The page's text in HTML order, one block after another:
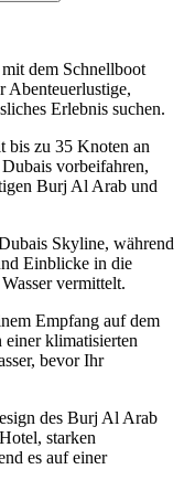
dem Schnellboot
Abenteuerlustige,
Erlebnis suchen.
bis zu 35 Knoten an
vorbeifahren,
Burj Al Arab und
Skyline, während
Einblicke in die
vermittelt.
Empfang auf dem
einer klimatisierten
bevor Ihr
des Burj Al Arab
starken
es auf einer